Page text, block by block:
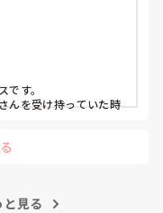
す。
んを受け持っていた時
ない・不整脈のサイン
見る